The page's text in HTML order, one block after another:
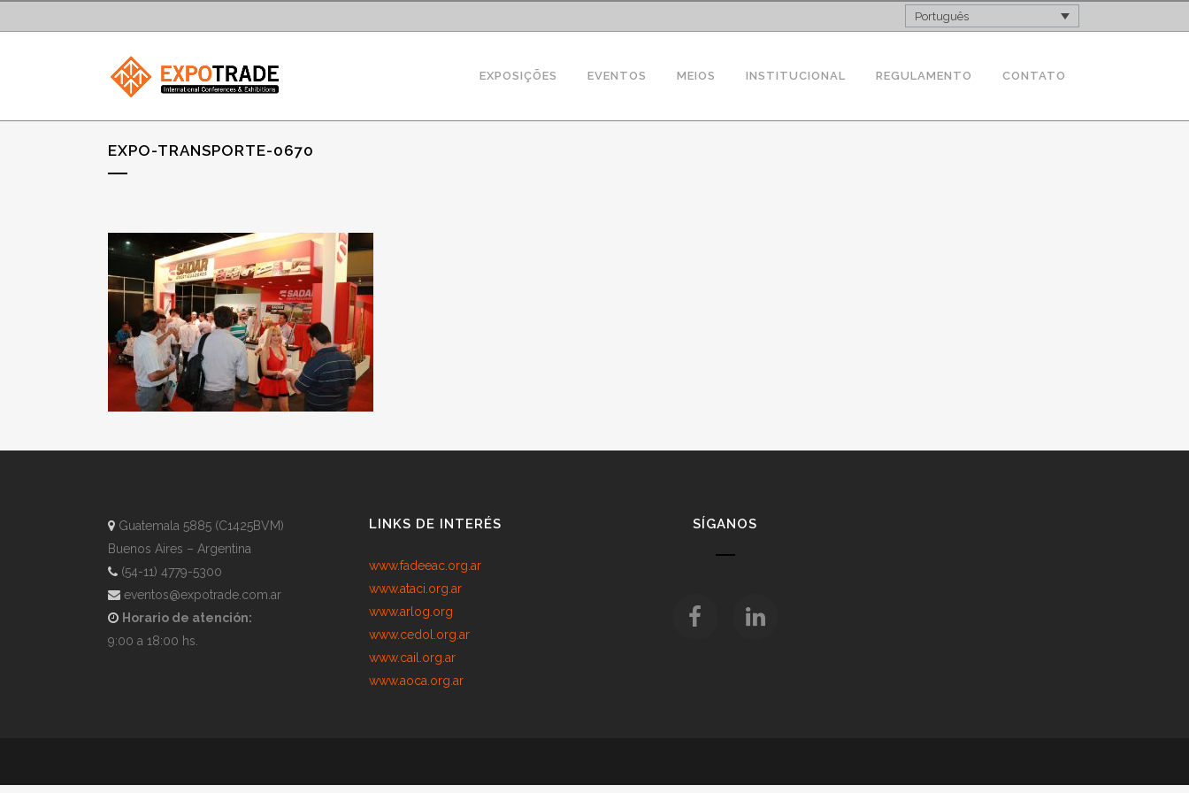
Português
EXPOSIÇÕES EVENTOS MEIOS INSTITUCIONAL REGULAMENTO CONTATO
EXPO-TRANSPORTE-0670
Guatemala 5885 (C1425BVM)
Buenos Aires – Argentina
(54-11) 4779-5300
eventos@expotrade.com.ar
Horario de atención:
9:00 a 18:00 hs.
LINKS DE INTERÉS
www.fadeeac.org.ar
www.ataci.org.ar
www.arlog.org
www.cedol.org.ar
www.cail.org.ar
www.aoca.org.ar
SÍGANOS